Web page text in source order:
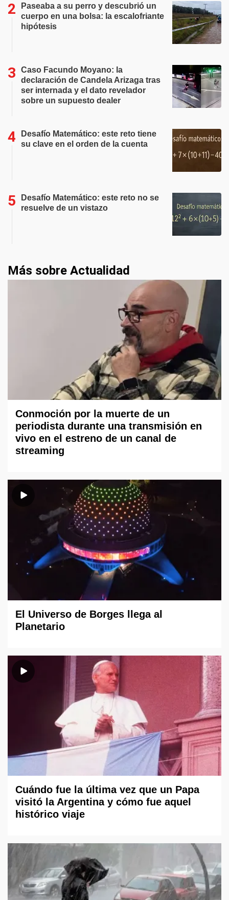
Paseaba a su perro y descubrió un
cuerpo en una bolsa: la escalofriante
hipótesis
Caso Facundo Moyano: la
declaración de Candela Arizaga tras
ser internada y el dato revelador
sobre un supuesto dealer
Desafío Matemático: este reto tiene
su clave en el orden de la cuenta
Desafío Matemático: este reto no se
resuelve de un vistazo
Más sobre Actualidad
Conmoción por la muerte de un
periodista durante una transmisión en
vivo en el estreno de un canal de
streaming
El Universo de Borges llega al
Planetario
Cuándo fue la última vez que un Papa
visitó la Argentina y cómo fue aquel
histórico viaje